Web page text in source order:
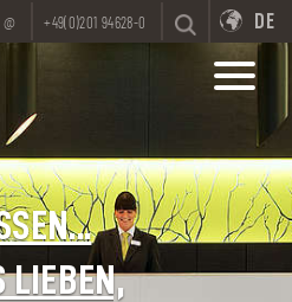
@ +49(0)201 94628-0 DE
LIEBEN,